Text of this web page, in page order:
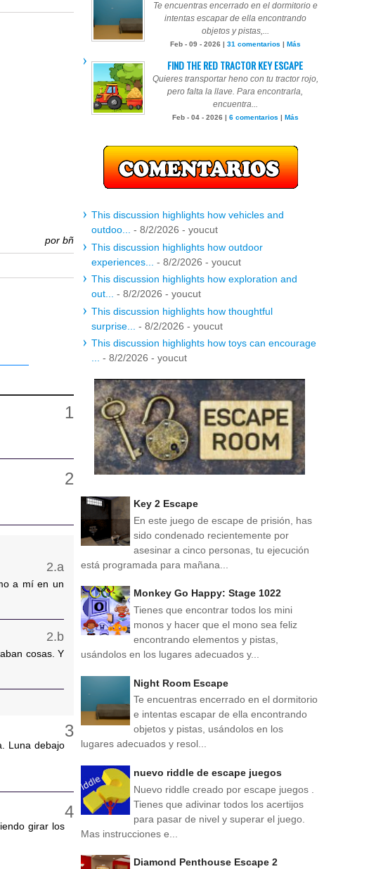
por bñ
a mí en un
cosas. Y
Luna debajo
girar los
Te encuentras encerrado en el dormitorio e
intentas escapar de ella encontrando
objetos y pistas,...
Feb - 09 - 2026 | 31 comentarios | Más
FIND THE RED TRACTOR KEY ESCAPE
Quieres transportar heno con tu tractor rojo,
pero falta la llave. Para encontrarla,
encuentra...
Feb - 04 - 2026 | 6 comentarios | Más
This discussion highlights how vehicles and
outdoo...
- 8/2/2026 - youcut
This discussion highlights how outdoor
experiences...
- 8/2/2026 - youcut
This discussion highlights how exploration and
out...
- 8/2/2026 - youcut
This discussion highlights how thoughtful
surprise...
- 8/2/2026 - youcut
This discussion highlights how toys can encourage
- 8/2/2026 - youcut
Key 2 Escape
En este juego de escape de prisión, has
sido condenado recientemente por
asesinar a cinco personas, tu ejecución
está programada para mañana...
Monkey Go Happy: Stage 1022
Tienes que encontrar todos los mini
monos y hacer que el mono sea feliz
encontrando elementos y pistas,
usándolos en los lugares adecuados y...
Night Room Escape
Te encuentras encerrado en el dormitorio
e intentas escapar de ella encontrando
objetos y pistas, usándolos en los
lugares adecuados y resol...
nuevo riddle de escape juegos
Nuevo riddle creado por escape juegos .
Tienes que adivinar todos los acertijos
para pasar de nivel y superar el juego.
Mas instrucciones e...
Diamond Penthouse Escape 2